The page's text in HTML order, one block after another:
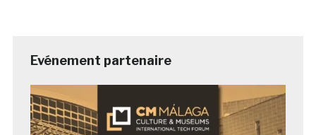
Evénement partenaire